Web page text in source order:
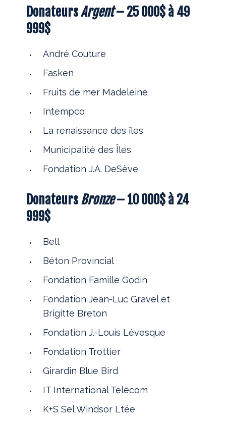
DonateursArgent– 25 000$ à 49
999$
André Couture
Fasken
Fruits de mer Madeleine
Intempco
La renaissance des îles
Municipalité des Îles
Fondation J.A. DeSève
Donateurs Bronze– 10 000$ à 24
999$
Bell
Béton Provincial
Fondation Famille Godin
Fondation Jean-Luc Gravel et
Brigitte Breton
Fondation J.-Louis Lévesque
Fondation Trottier
Girardin Blue Bird
IT International Telecom
K+S Sel Windsor Ltée